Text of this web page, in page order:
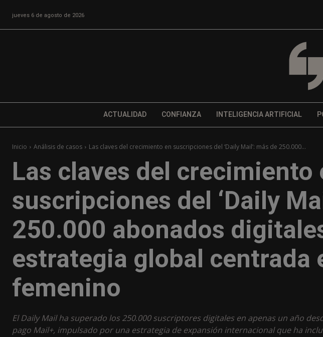
jueves 6 de agosto de 2026
ACTUALIDAD CONFIANZA INTELIGENCIA ARTIFICIAL
Inicio Análisis de casos Las claves del crecimiento en suscripciones del ‘Daily Mail’: más de 250.000...
Las claves del crecimiento
suscripciones del ‘Daily
250.000 abonados
estrategia global centrada
femenino
El Daily Mail ha superado los 250.000 suscriptores digitales en apenas un año
pago Mail+, impulsado por una estrategia de expansión internacional que ha